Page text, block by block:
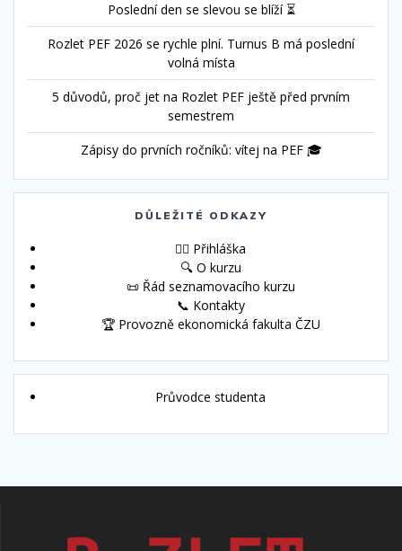
Poslední den se slevou se blíží ⏳
Rozlet PEF 2026 se rychle plní. Turnus B má poslední
volná místa
5 důvodů, proč jet na Rozlet PEF ještě před prvním
semestrem
Zápisy do prvních ročníků: vítej na PEF 🎓
DŮLEŽITÉ ODKAZY
🙋‍♀️ Přihláška
🔍 O kurzu
📜 Řád seznamovacího kurzu
📞 Kontakty
🏆 Provozně ekonomická fakulta ČZU
Průvodce studenta